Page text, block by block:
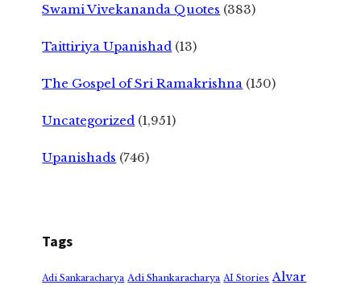
Swami Vivekananda Quotes (383)
Taittiriya Upanishad (13)
The Gospel of Sri Ramakrishna (150)
Uncategorized (1,951)
Upanishads (746)
Tags
Adi Sankaracharya Adi Shankaracharya AI Stories Alvar